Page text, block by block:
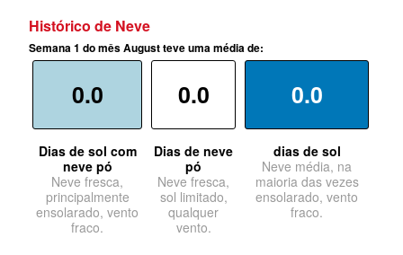
Histórico de Neve
Semana 1 do mês August teve uma média de:
0.0
Dias de sol com
neve pó
Neve fresca,
principalmente
ensolarado, vento
fraco.
0.0
Dias de neve
pó
Neve fresca,
sol limitado,
qualquer
vento.
0.0
dias de sol
Neve média, na
maioria das vezes
ensolarado, vento
fraco.